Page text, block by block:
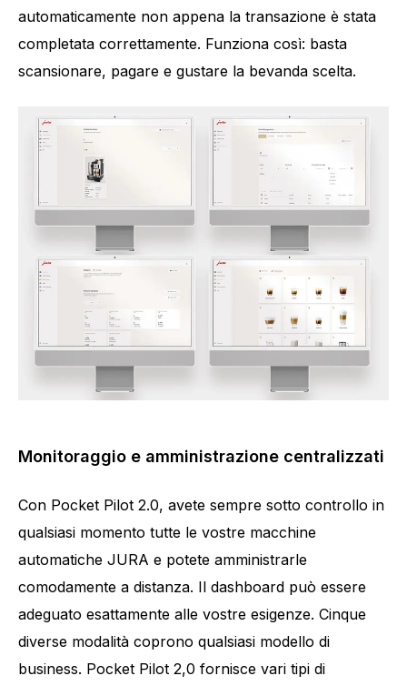
automaticamente non appena la transazione è stata
completata correttamente. Funziona così: basta
scansionare, pagare e gustare la bevanda scelta.
Monitoraggio e amministrazione centralizzati
Con Pocket Pilot 2.0, avete sempre sotto controllo in
qualsiasi momento tutte le vostre macchine
automatiche JURA e potete amministrarle
comodamente a distanza. Il dashboard può essere
adeguato esattamente alle vostre esigenze. Cinque
diverse modalità coprono qualsiasi modello di
business. Pocket Pilot 2,0 fornisce vari tipi di